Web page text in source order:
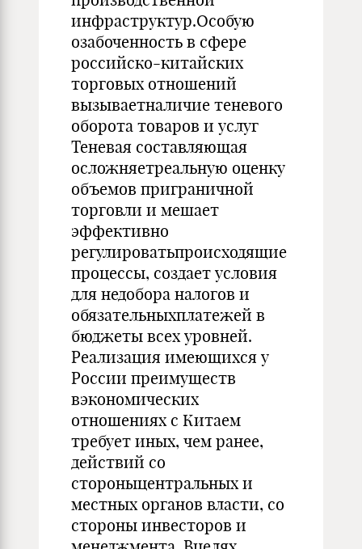
инфраструктур.Особую
озабоченность в сфере
российско-китайских
торговых отношений
вызываетналичие теневого
оборота товаров и услуг
Теневая составляющая
осложняетреальную оценку
объемов приграничной
торговли и мешает
эффективно
регулироватьпроисходящие
процессы, создает условия
для недобора налогов и
обязательныхплатежей в
бюджеты всех уровней.
Реализация имеющихся у
России преимуществ
вэкономических
отношениях с Китаем
требует иных, чем ранее,
действий со
стороныцентральных и
местных органов власти, со
стороны инвесторов и